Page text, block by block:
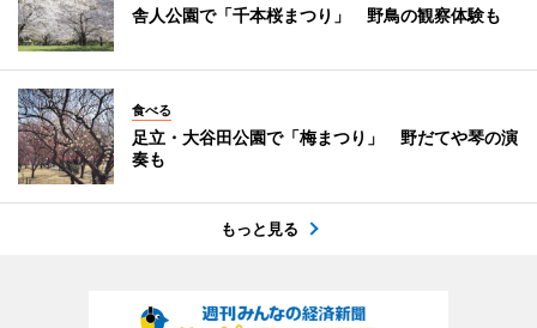
舎人公園で「千本桜まつり」 野鳥の観察体験も
食べる
足立・大谷田公園で「梅まつり」 野だてや琴の演
奏も
もっと見る